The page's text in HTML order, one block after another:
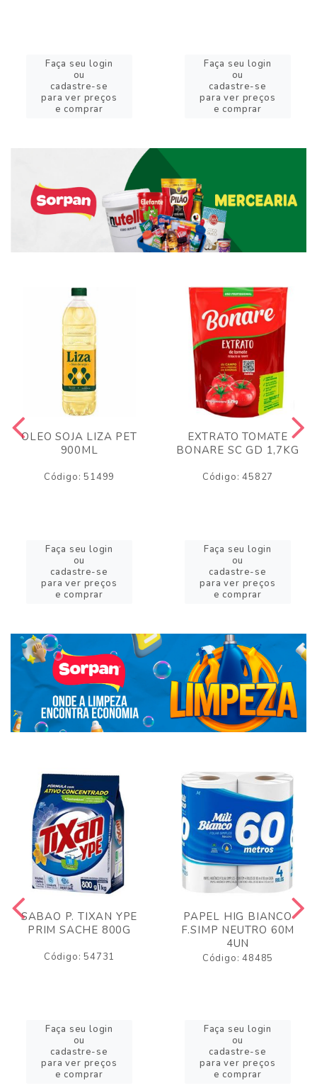
Faça seu login
ou
cadastre-se
para ver preços
e comprar
Faça seu login
ou
cadastre-se
para ver preços
e comprar
OLEO SOJA LIZA PET
900ML
Código: 51499
Faça seu login
ou
cadastre-se
para ver preços
e comprar
EXTRATO TOMATE
BONARE SC GD 1,7KG
Código: 45827
Faça seu login
ou
cadastre-se
para ver preços
e comprar
SABAO P. TIXAN YPE
PRIM SACHE 800G
Código: 54731
Faça seu login
ou
cadastre-se
para ver preços
e comprar
PAPEL HIG BIANCO
F.SIMP NEUTRO 60M
4UN
Código: 48485
Faça seu login
ou
cadastre-se
para ver preços
e comprar